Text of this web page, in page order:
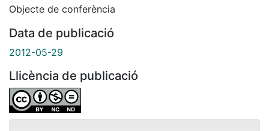
Objecte de conferència
Data de publicació
2012-05-29
Llicència de publicació